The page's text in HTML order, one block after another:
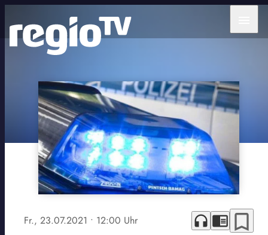
Fr., 23.07.2021 • 12:00 Uhr headphones chrome_reader_mode bookmark_border